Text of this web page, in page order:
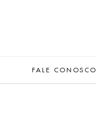
FALE CONOSCO